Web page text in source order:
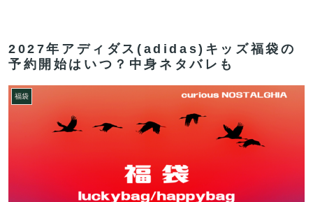
2027年アディダス(adidas)キッズ福袋の
予約開始はいつ？中身ネタバレも
福袋